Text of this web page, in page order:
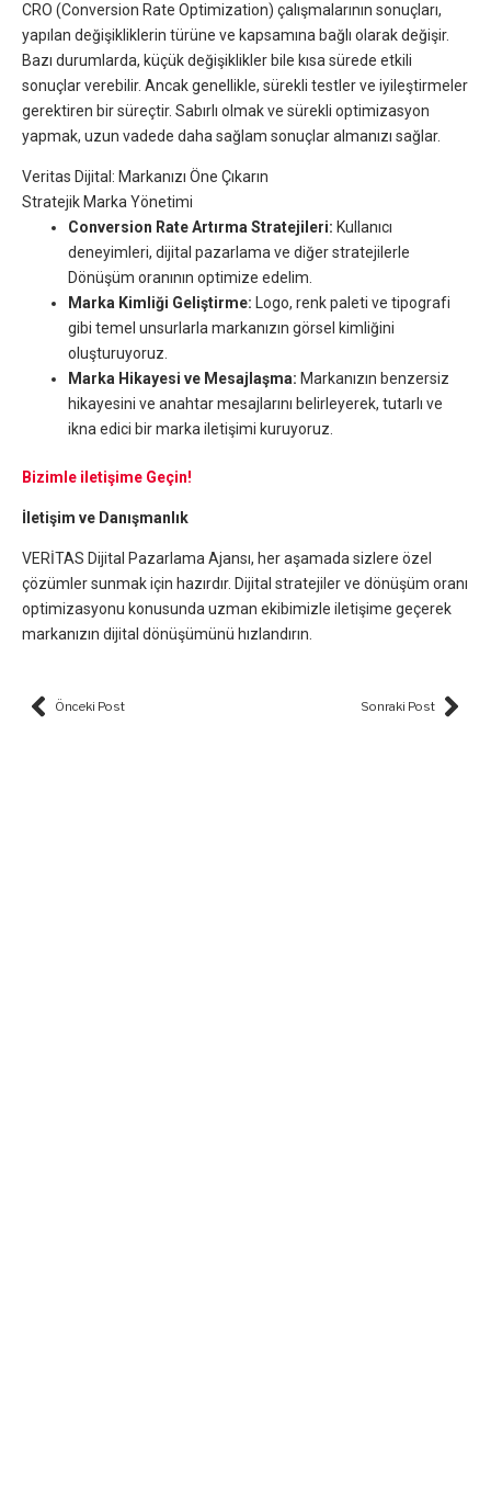
CRO (Conversion Rate Optimization) çalışmalarının sonuçları,
yapılan değişikliklerin türüne ve kapsamına bağlı olarak değişir.
Bazı durumlarda, küçük değişiklikler bile kısa sürede etkili
sonuçlar verebilir. Ancak genellikle, sürekli testler ve iyileştirmeler
gerektiren bir süreçtir. Sabırlı olmak ve sürekli optimizasyon
yapmak, uzun vadede daha sağlam sonuçlar almanızı sağlar.
Veritas Dijital: Markanızı Öne Çıkarın
Stratejik Marka Yönetimi
Conversion Rate Artırma Stratejileri: Kullanıcı
deneyimleri, dijital pazarlama ve diğer stratejilerle
Dönüşüm oranının optimize edelim.
Marka Kimliği Geliştirme: Logo, renk paleti ve tipografi
gibi temel unsurlarla markanızın görsel kimliğini
oluşturuyoruz.
Marka Hikayesi ve Mesajlaşma: Markanızın benzersiz
hikayesini ve anahtar mesajlarını belirleyerek, tutarlı ve
ikna edici bir marka iletişimi kuruyoruz.
Bizimle iletişime Geçin!
İletişim ve Danışmanlık
VERİTAS Dijital Pazarlama Ajansı, her aşamada sizlere özel
çözümler sunmak için hazırdır. Dijital stratejiler ve dönüşüm oranı
optimizasyonu konusunda uzman ekibimizle iletişime geçerek
markanızın dijital dönüşümünü hızlandırın.
Prev
Önceki Post Sonraki Post